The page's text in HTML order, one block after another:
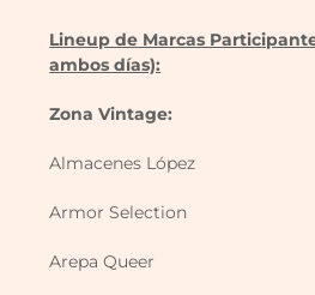
Lineup de Marcas
ambos días):
Zona Vintage:
Almacenes López
Armor Selection
Arepa Queer